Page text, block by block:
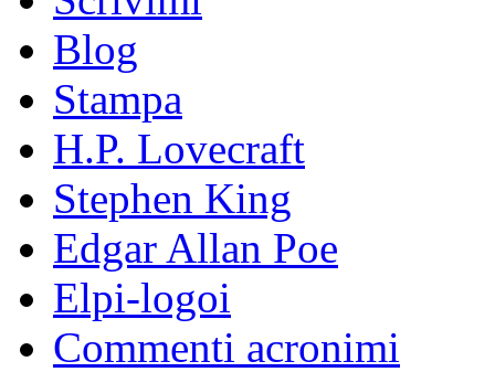
Blog
Stampa
H.P. Lovecraft
Stephen King
Edgar Allan Poe
Elpi-logoi
Commenti acronimi